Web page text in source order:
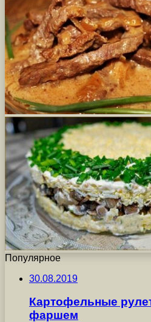
Популярное
30.08.2019
Картофельные
фаршем